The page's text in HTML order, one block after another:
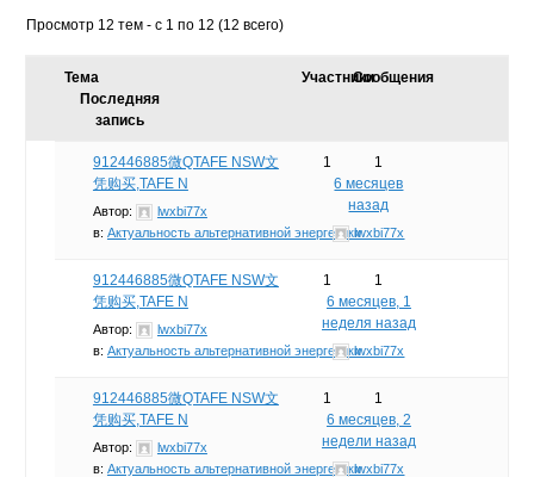
Просмотр 12 тем - с 1 по 12 (12 всего)
Тема УчастникиСообщения
Последняя
запись
912446885微QTAFE NSW文
凭购买,TAFE N
Автор:
lwxbi77x
в: Актуальность альтернативной энергетики
1
1
6 месяцев
назад
lwxbi77x
912446885微QTAFE NSW文
凭购买,TAFE N
Автор:
lwxbi77x
в: Актуальность альтернативной энергетики
1
1
6 месяцев, 1
неделя назад
lwxbi77x
912446885微QTAFE NSW文
凭购买,TAFE N
Автор:
lwxbi77x
в: Актуальность альтернативной энергетики
1
1
6 месяцев, 2
недели назад
lwxbi77x